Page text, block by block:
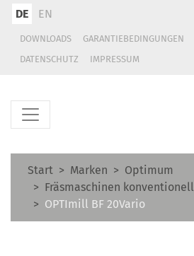
DE EN
DOWNLOADS GARANTIEBEDINGUNGEN
DATENSCHUTZ
IMPRESSUM
Start Marken
Optimum
Fräsmaschinen konventionell
OPTImill BF 20Vario